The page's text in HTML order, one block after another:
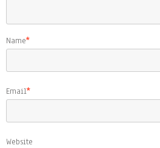
Name*
Email*
Website